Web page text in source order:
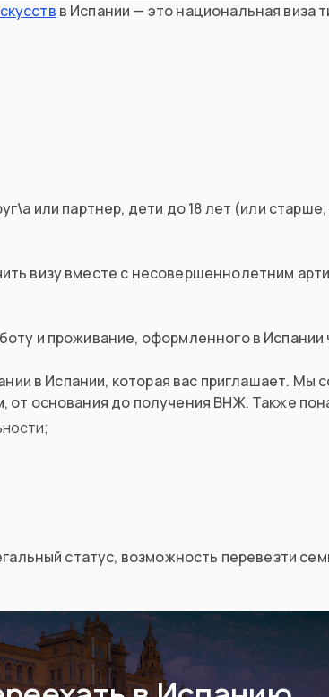
в Испании — это национальная виза
или партнер, дети до 18 лет (или
визу вместе с несовершеннолетним
и проживание, оформленного в Испании
в Испании, которая вас приглашает. Мы
от основания до получения ВНЖ. Также
статус, возможность перевезти